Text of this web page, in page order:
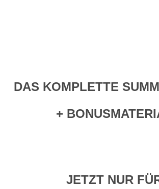
DAS KOMPLETTE
+
JETZT NUR